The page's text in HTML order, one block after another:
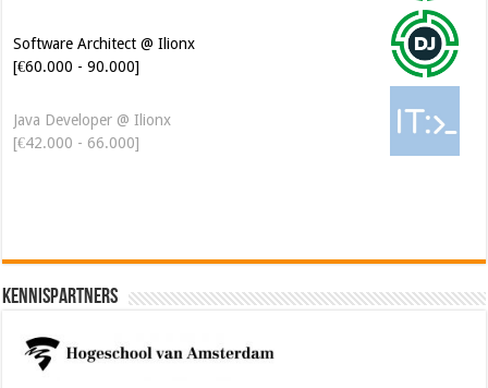
Software Architect @ Ilionx
[€60.000 - 90.000]
Java Developer @ Ilionx
[€42.000 - 66.000]
Kennispartners